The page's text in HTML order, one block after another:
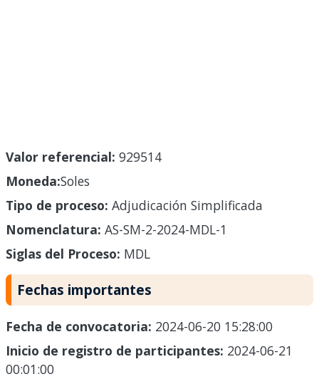
Valor referencial: 929514
Moneda:Soles
Tipo de proceso: Adjudicación Simplificada
Nomenclatura: AS-SM-2-2024-MDL-1
Siglas del Proceso: MDL
Fechas importantes
Fecha de convocatoria: 2024-06-20 15:28:00
Inicio de registro de participantes: 2024-06-21
00:01:00